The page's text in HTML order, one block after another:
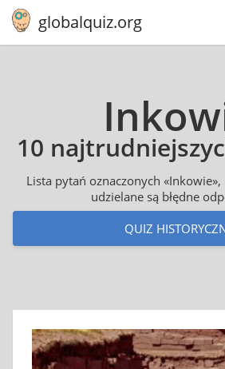
globalquiz.org
10
Lista pytań oznaczonych
udzielane są błędne
QUIZ